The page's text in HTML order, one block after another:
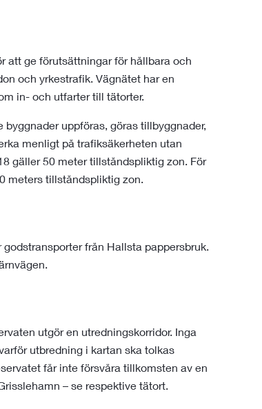
att ge förutsättningar för hållbara och
och yrkestrafik. Vägnätet har en
in- och utfarter till tätorter.
uppföras, göras tillbyggnader,
menligt på trafiksäkerheten utan
gäller 50 meter tillståndspliktig zon. För
meters tillståndspliktig zon.
från Hallsta pappersbruk.
utgör en utredningskorridor. Inga
utbredning i kartan ska tolkas
får inte försvåra tillkomsten av en
– se respektive tätort.